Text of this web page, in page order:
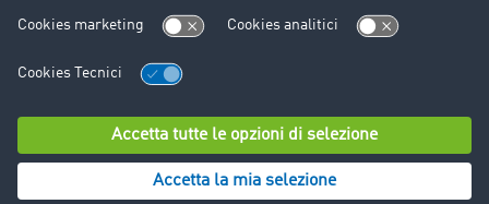
Assistenza
© TIMOCOM GmbH 2024. Tutti i diritti riservati